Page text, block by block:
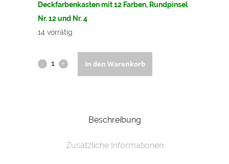
Deckfarbenkasten mit 12 Farben, Rundpinsel
Nr. 12 und Nr. 4
14 vorrätig
Einen In den Warenkorb
Beschreibung
Zusätzliche Informationen